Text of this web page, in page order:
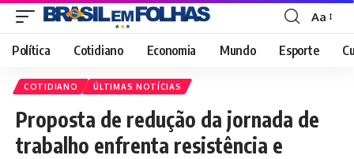
Font
Resizer
Aa
Política Cotidiano Economia Mundo Esporte
COTIDIANO ÚLTIMAS NOTÍCIAS
Proposta de redução da jornada de
trabalho enfrenta resistência e